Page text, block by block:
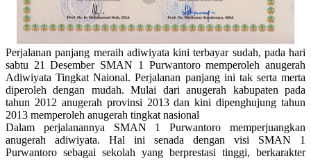
Perjalanan panjang meraih adiwiyata kini terbayar sudah, pada hari
sabtu 21 Desember SMAN 1 Purwantoro memperoleh anugerah
Adiwiyata Tingkat Naional. Perjalanan panjang ini tak serta merta
diperoleh dengan mudah. Mulai dari anugerah kabupaten pada
tahun 2012 anugerah provinsi 2013 dan kini dipenghujung tahun
2013 memperoleh anugerah tingkat nasional
Dalam perjalanannya SMAN 1 Purwantoro memperjuangkan
anugerah adiwiyata. Hal ini senada dengan visi SMAN 1
Purwantoro sebagai sekolah yang berprestasi tinggi, berkarakter